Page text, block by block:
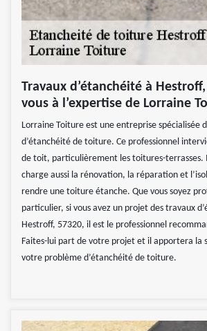
Travaux d’étanchéité à
vous à l’expertise de Lorraine
Lorraine Toiture est une entreprise spécialisée
d’étanchéité de toiture. Ce professionnel
de toit, particulièrement les toitures-terrasses.
charge aussi la rénovation, la réparation et
rendre une toiture étanche. Que vous soyez
particulier, si vous avez un projet des travaux
Hestroff, 57320, il est le professionnel
Faites-lui part de votre projet et il apportera la
votre problème d’étanchéité de toiture.